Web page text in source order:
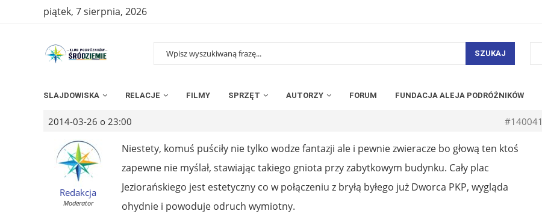
piątek, 7 sierpnia, 2026
SZUKAJ
SLAJDOWISKA RELACJE FILMY SPRZĘT AUTORZY FORUM FUNDACJA ALEJA PODRÓŻNIKÓW
2014-03-26 o 23:00 #140041
Redakcja
Moderator
Niestety, komuś puściły nie tylko wodze fantazji ale i pewnie zwieracze bo głową ten ktoś
zapewne nie myślał, stawiając takiego gniota przy zabytkowym budynku. Cały plac
Jeziorańskiego jest estetyczny co w połączeniu z bryłą byłego już Dworca PKP, wygląda
ohydnie i powoduje odruch wymiotny.